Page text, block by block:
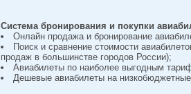
Система бронирования и покупки
Онлайн продажа и бронирование
Поиск и сравнение стоимости
продаж в большинстве городов России);
Авиабилеты по наиболее выгодным
Дешевые авиабилеты на